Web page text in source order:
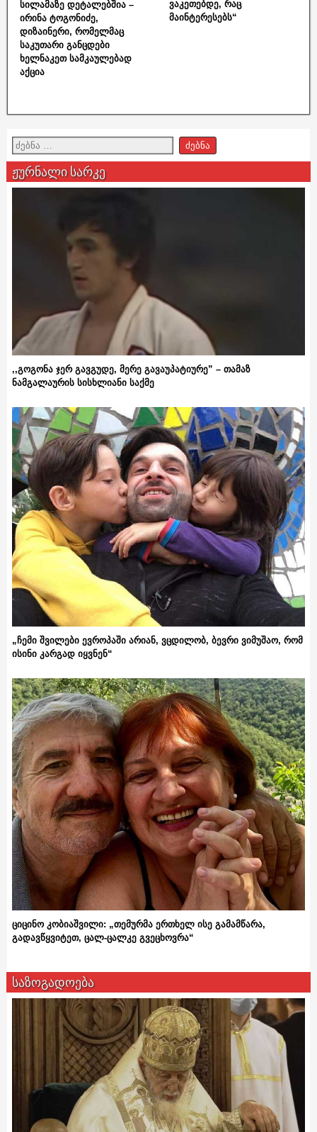
სილამაზე დეტალებშია –
ირინა ტოგონიძე,
დიზაინერი, რომელმაც
საკუთარი განცდები
ხელნაკეთ სამკაულებად
აქცია
ვაკეთებდე, რაც
მაინტერესებს“
ჟურნალი სარკე
,,გოგონა ჯერ გავგუდე, მერე გავაუპატიურე” – თამაზ
ნამგალაურის სისხლიანი საქმე
„ჩემი შვილები ევროპაში არიან, ვცდილობ, ბევრი ვიმუშაო, რომ
ისინი კარგად იყვნენ“
ციცინო კობიაშვილი: „თემურმა ერთხელ ისე გამამწარა,
გადავწყვიტეთ, ცალ-ცალკე გვეცხოვრა“
საზოგადოება